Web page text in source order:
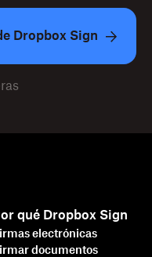
Dropbox Sign
qué Dropbox Sign
electrónicas
documentos